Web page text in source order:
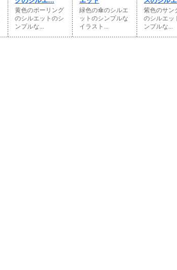
黄色のボーリング
のシルエットのシ
ンプルな...
緑色の傘のシルエ
ットのシンプルな
イラスト...
紫色のサン
のシルエッ
ンプルな...